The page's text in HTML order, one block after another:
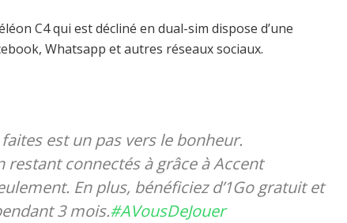
C4 qui est décliné en dual-sim dispose d’une
Whatsapp et autres réseaux sociaux.
est un pas vers le bonheur.
restant connectés à grâce à Accent
En plus, bénéficiez d’1Go gratuit et
3 mois.#AVousDeJouer